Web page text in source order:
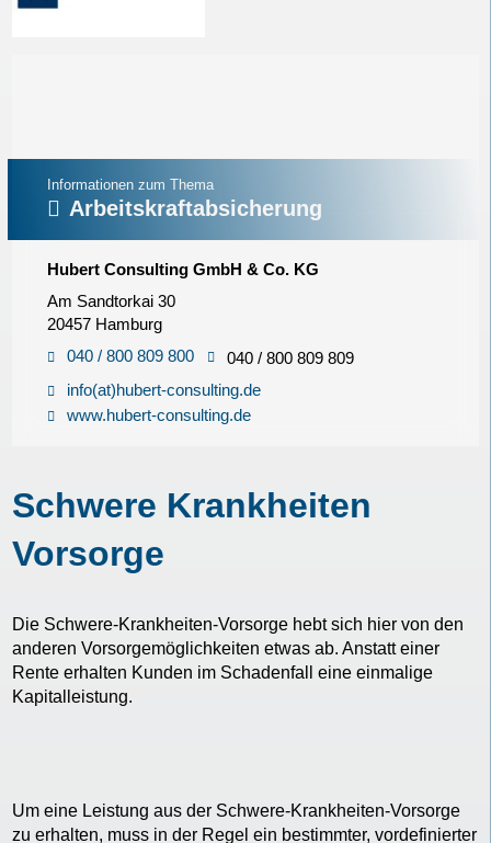
Informationen zum Thema
Arbeitskraftabsicherung
Hubert Consulting GmbH & Co. KG
Am Sandtorkai 30
20457 Hamburg
040 / 800 809 800
040 / 800 809 809
info(at)hubert-consulting.de
www.hubert-consulting.de
Schwere Krankheiten
Vorsorge
Die Schwere-Krankheiten-Vorsorge hebt sich hier von den
anderen Vorsorgemöglichkeiten etwas ab. Anstatt einer
Rente erhalten Kunden im Schadenfall eine einmalige
Kapitalleistung.
Um eine Leistung aus der Schwere-Krankheiten-Vorsorge
zu erhalten, muss in der Regel ein bestimmter, vordefinierter